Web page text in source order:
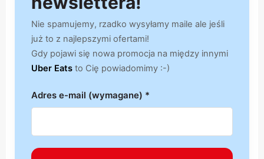
Nie spamujemy, rzadko wysyłamy maile ale jeśli
już to z najlepszymi ofertami!
Gdy pojawi się nowa promocja na między innymi
Uber Eats to Cię powiadomimy :-)
Adres e-mail (wymagane) *